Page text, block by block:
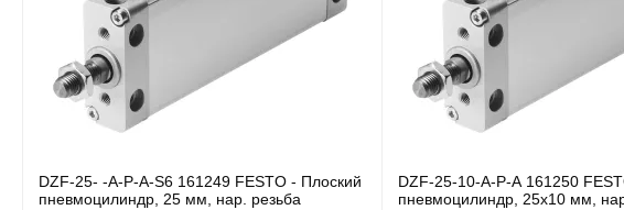
DZF-25- -A-P-A-S6 161249 FESTO - Плоский
пневмоцилиндр, 25 мм, нар. резьба
DZF-25-10-A-P-A 161250
пневмоцилиндр, 25x10 мм,